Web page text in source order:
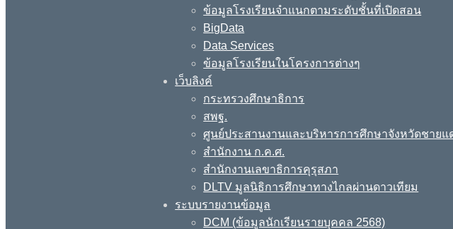
ข้อมูลโรงเรียนจำแนกตามระดับชั้นที่เปิดสอน
BigData
Data Services
ข้อมูลโรงเรียนในโครงการต่างๆ
เว็บลิงค์
กระทรวงศึกษาธิการ
สพฐ.
ศูนย์ประสานงานและบริหารการศึกษาจังหวัดชาย
สำนักงาน ก.ค.ศ.
สำนักงานเลขาธิการคุรุสภา
DLTV มูลนิธิการศึกษาทางไกลผ่านดาวเทียม
ระบบรายงานข้อมูล
DCM (ข้อมูลนักเรียนรายบุคคล 2568)